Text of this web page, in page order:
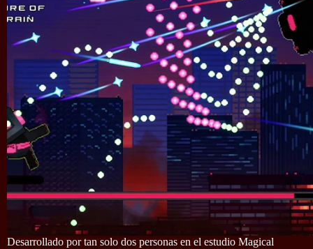
Desarrollado por tan solo dos personas en el estudio Magical